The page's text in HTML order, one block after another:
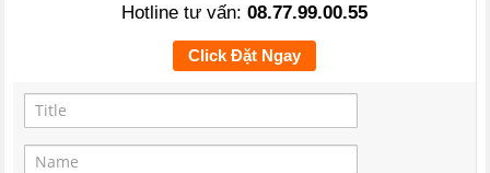
Hotline tư vấn: 08.77.99.00.55
Click Đặt Ngay